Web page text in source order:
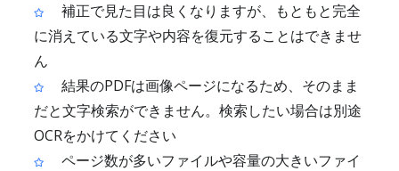
補正で見た目は良くなりますが、もともと完全
に消えている文字や内容を復元することはできませ
ん
結果のPDFは画像ページになるため、そのまま
だと文字検索ができません。検索したい場合は別途
OCRをかけてください
ページ数が多いファイルや容量の大きいファイ